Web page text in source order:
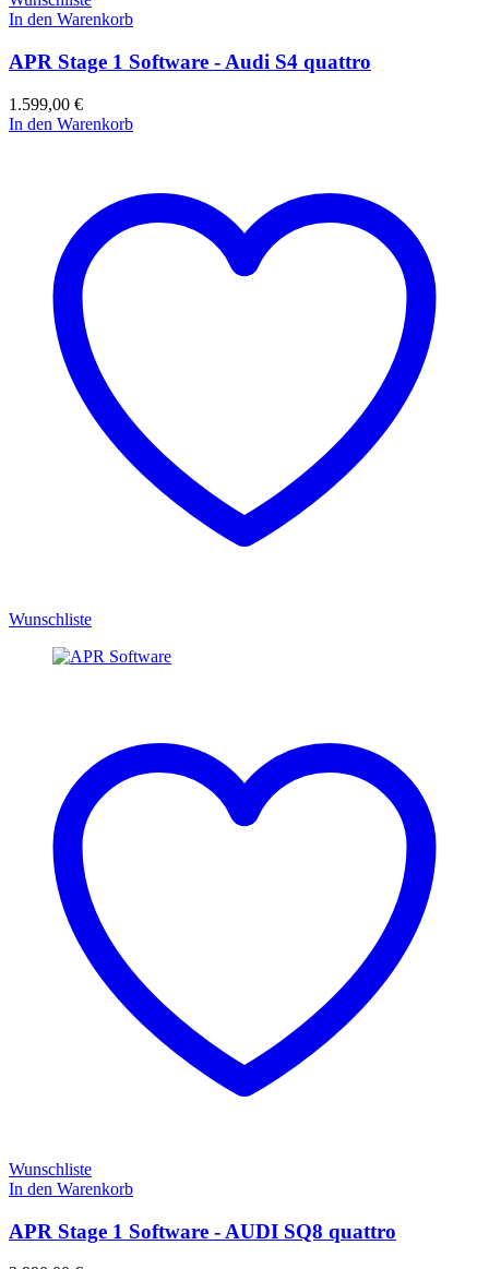
In den Warenkorb
APR Stage 1 Software - Audi S4 quattro
1.599,00 €
In den Warenkorb
Wunschliste
Wunschliste
In den Warenkorb
APR Stage 1 Software - AUDI SQ8 quattro